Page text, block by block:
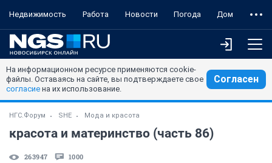
Недвижимость Работа Новости Погода Дом
На информационном ресурсе применяются cookie-
файлы. Оставаясь на сайте, вы подтверждаете свое
согласие на их использование.
Согласен
НГС.Форум SHE Мода и красота
красота и материнство (часть 86)
263947 1000